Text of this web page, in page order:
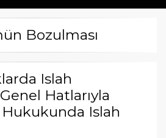
Bozulması
Islah
Hatlarıyla
Islah